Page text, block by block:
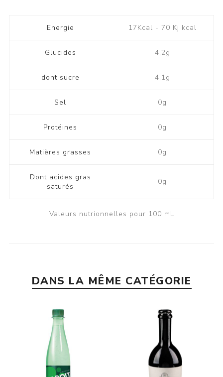
Energie 17Kcal - 70 Kj kcal
Glucides 4,2g
dont sucre 4,1g
Sel 0g
Protéines 0g
Matières grasses 0g
Dont acides gras
saturés
0g
Valeurs nutrionnelles pour 100 mL
DANS LA MÊME CATÉGORIE